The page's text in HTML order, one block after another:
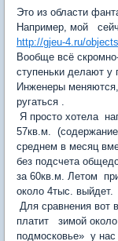
Это из области
Например, мой
http://gjeu-4.ru/
Вообще всё
ступеньки делают у
Инженеры
ругаться .
Я просто хотела
57кв.м.
среднем в месяц
без подсчета
за 60кв.м. Летом
около 4тыс. выйдет.
Для сравнения вот
платит зимой
подмосковье» у нас